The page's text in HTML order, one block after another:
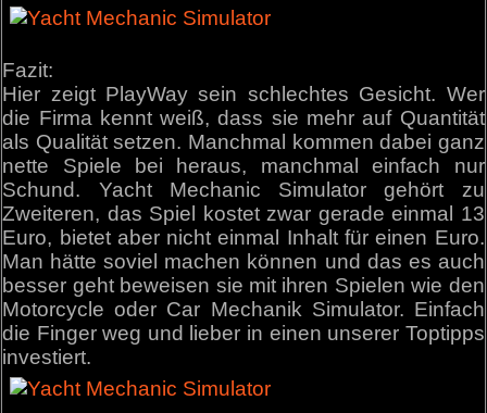
Fazit:
Hier zeigt PlayWay sein schlechtes Gesicht. Wer
die Firma kennt weiß, dass sie mehr auf Quantität
als Qualität setzen. Manchmal kommen dabei ganz
nette Spiele bei heraus, manchmal einfach nur
Schund. Yacht Mechanic Simulator gehört zu
Zweiteren, das Spiel kostet zwar gerade einmal 13
Euro, bietet aber nicht einmal Inhalt für einen Euro.
Man hätte soviel machen können und das es auch
besser geht beweisen sie mit ihren Spielen wie den
Motorcycle oder Car Mechanik Simulator. Einfach
die Finger weg und lieber in einen unserer Toptipps
investiert.